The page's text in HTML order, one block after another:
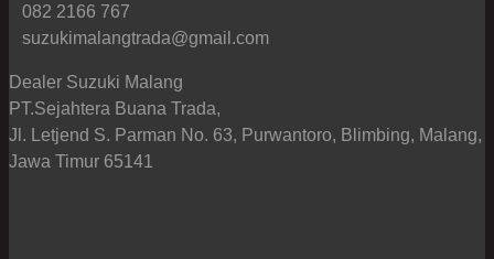
082 2166 767
suzukimalangtrada@gmail.com
Dealer Suzuki Malang
PT.Sejahtera Buana Trada,
Jl. Letjend S. Parman No. 63, Purwantoro, Blimbing, Malang,
Jawa Timur 65141